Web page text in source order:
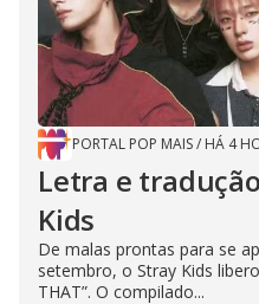
PORTAL POP MAIS/ HÁ 4
Letra e tradução
Kids
De malas prontas para se
setembro, o Stray Kids
THAT”. O compilado...